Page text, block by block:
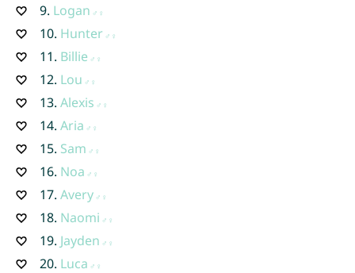
9. Logan
10. Hunter
11. Billie
12. Lou
13. Alexis
14. Aria
15. Sam
16. Noa
17. Avery
18. Naomi
19. Jayden
20. Luca